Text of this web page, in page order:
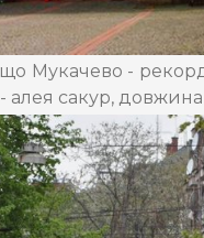
що Мукачево -
алея сакур, довжина